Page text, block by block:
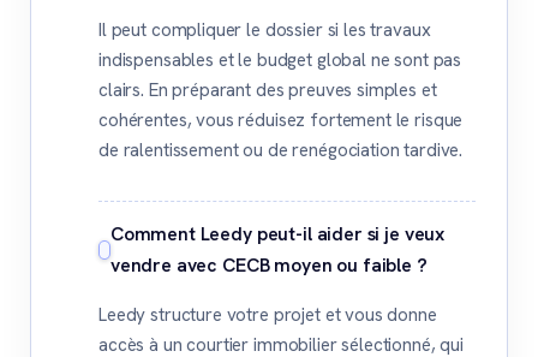
Il peut compliquer le dossier si les travaux
indispensables et le budget global ne sont pas
clairs. En préparant des preuves simples et
cohérentes, vous réduisez fortement le risque
de ralentissement ou de renégociation tardive.
Comment Leedy peut-il aider si je veux
vendre avec CECB moyen ou faible ?
Leedy structure votre projet et vous donne
accès à un courtier immobilier sélectionné, qui